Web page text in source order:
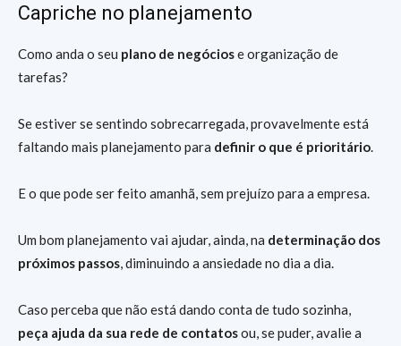
Capriche no planejamento
Como anda o seu plano de negóciose organização de
tarefas?
Se estiver se sentindo sobrecarregada, provavelmente está
faltando mais planejamento para definir o que é prioritário.
E o que pode ser feito amanhã, sem prejuízo para a empresa.
Um bom planejamento vai ajudar, ainda, na determinação dos
próximos passos, diminuindo a ansiedade no dia a dia.
Caso perceba que não está dando conta de tudo sozinha,
peça ajuda da sua rede de contatosou, se puder, avalie a